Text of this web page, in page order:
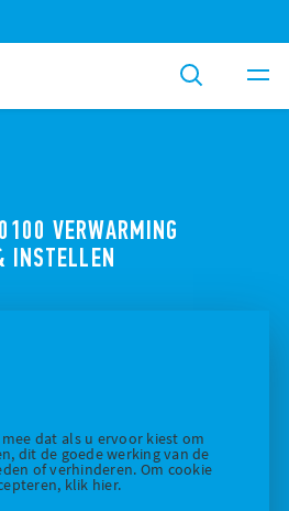
VERWARMING
INSTELLEN
dat als u ervoor kiest om
dit de goede werking van de
of verhinderen. Om cookie
klik hier.